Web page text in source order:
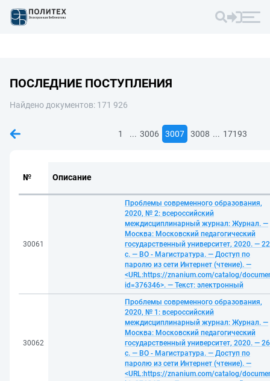
ПОСЛЕДНИЕ ПОСТУПЛЕНИЯ
Найдено документов: 171 926
1 ... 3006 3007 3008 ... 17193
№ Описание
30061
Проблемы современного образования,
2020, № 2: всероссийский
междисциплинарный журнал: Журнал. —
Москва: Московский педагогический
государственный университет, 2020. —
с. — ВО - Магистратура. — Доступ по
паролю из сети Интернет (чтение). —
<URL:https://znanium.com/catalog/
id=376346>. — Текст: электронный
30062
Проблемы современного образования,
2020, № 1: всероссийский
междисциплинарный журнал: Журнал. —
Москва: Московский педагогический
государственный университет, 2020. —
с. — ВО - Магистратура. — Доступ по
паролю из сети Интернет (чтение). —
<URL:https://znanium.com/catalog/